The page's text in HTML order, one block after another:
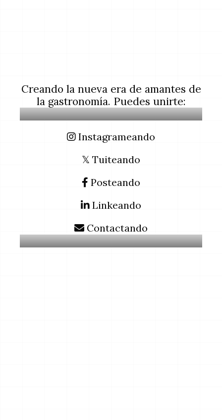
Creando la nueva era de amantes de
la gastronomía. Puedes unirte:
Instagrameando
𝕏 Tuiteando
Posteando
Linkeando
Contactando